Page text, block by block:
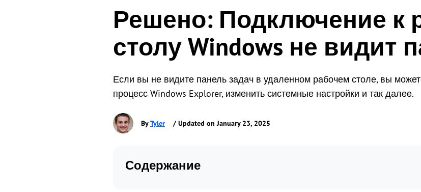
Глобальное удаленное
Управляйте зарубежными серверами
Одновременный мониторинг
экранов.
Управление доступом
гибкими правами.
Решено: Подключение к
столу Windows не видит
Если вы не видите панель задач в удаленном рабочем столе, вы
процесс Windows Explorer, изменить системные настройки и так далее.
ByTyler / Updated on January 23, 2025
Содержание